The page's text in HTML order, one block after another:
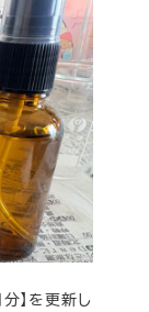
】を更新し